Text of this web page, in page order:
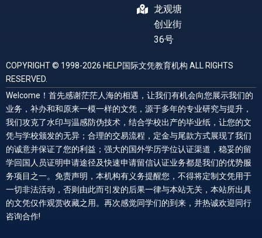
龙观塘
创业街
36号
COPYRIGHT © 1998-2026 HELP国际文凭教育机构 ALL RIGHTS
RESERVED.
Welcome！首先感谢茫茫人海的相遇，让我们有机会向您展示我们的
业务，补办和和原来一模一样的文凭，源于多年的专业研究与提升，
我们攻克了水印与温感防伪技术，结合学校出产的毕业纸，让您的文
凭与学校颁发的无异；合理的交易流程，定金与尾款方式展现了我们
的诚意并保证了您的利益；强大的国外学历学位认证渠道，稳妥的留
学回国人员证明申请途径及快速申请留信认证业务都是我们的优势服
务项目之一。免责声明，本机构有义务提醒您，不得将定制文凭用于
一切非法活动，否则由此而引发的后果一律与本站无关，本站所出具
的文凭仅作观赏收藏之用。再次感觉同学们的到来，并热诚欢迎同行
咨询合作!